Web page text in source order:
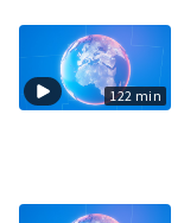
122 min